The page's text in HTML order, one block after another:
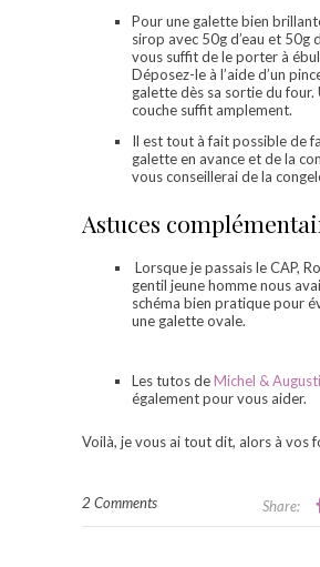
Pour une galette bien
sirop avec 50g d’eau et 50g
vous suffit de le porter à
Déposez-le à l’aide d’un
galette dès sa sortie du four.
couche suffit amplement.
Il est tout à fait possible de
galette en avance et de la
vous conseillerai de la
Astuces
Lorsque je passais le CAP,
gentil jeune homme nous
schéma bien pratique pour
une galette ovale.
Les tutos deMichel &
également pour vous aider.
Voilà, je vous ai tout dit, alors à vos
2 Comments Share: